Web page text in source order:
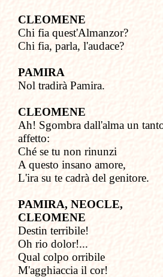
CLEOMENE
Chi fia quest'Almanzor?
Chi fia, parla, l'audace?
PAMIRA
Nol tradirà Pamira.
CLEOMENE
Ah! Sgombra dall'alma un
affetto:
Ché se tu non rinunzi
A questo insano amore,
L'ira su te cadrà del genitore.
PAMIRA, NEOCLE,
CLEOMENE
Destin terribile!
Oh rio dolor!...
Qual colpo orribile
M'agghiaccia il cor!